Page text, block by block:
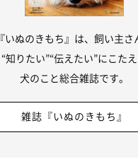
『いぬのきもち』は、飼い主さ
“知りたい”“伝えたい”にこた
犬のこと総合雑誌です。
雑誌『いぬのきもち』